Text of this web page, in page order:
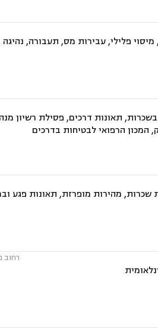
פלילי, עבירות מס, תעבורה,
תאונות דרכים, פסילת רשיון
המכון הרפואי לבטיחות בדרכים
שכרות, מהירות מופרזת, תאונות פגע
רחוב מצדה 7, מגדל